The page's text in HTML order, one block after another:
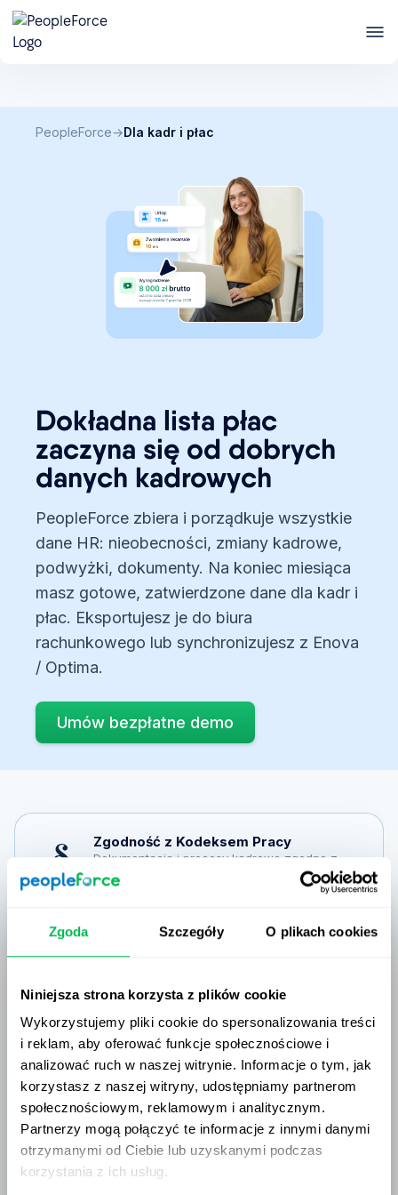
Zgoda Szczegóły O plikach cookies
Niniejsza strona korzysta z plików cookie
Wykorzystujemy pliki cookie do spersonalizowania treści
i reklam, aby oferować funkcje społecznościowe i
analizować ruch w naszej witrynie. Informacje o tym, jak
korzystasz z naszej witryny, udostępniamy partnerom
społecznościowym, reklamowym i analitycznym.
Partnerzy mogą połączyć te informacje z innymi danymi
otrzymanymi od Ciebie lub uzyskanymi podczas
korzystania z ich usług.
Co zrobić z kontraktorami, zanim zrobi to PIP